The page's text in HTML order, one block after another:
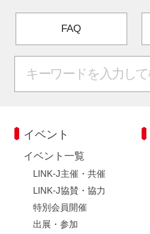
FAQ
イベント
イベント一覧
LINK-J主催・共催
LINK-J協賛・協力
特別会員開催
出展・参加